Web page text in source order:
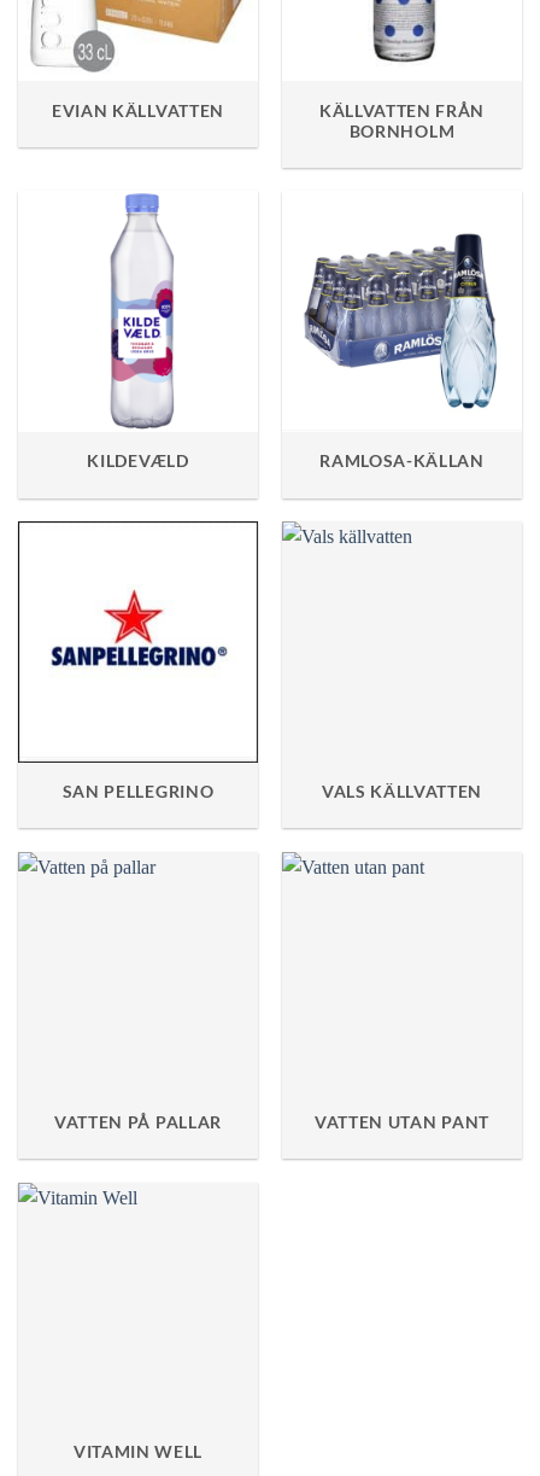
EVIAN KÄLLVATTEN
KÄLLVATTEN FRÅN
BORNHOLM
KILDEVÆLD RAMLOSA-KÄLLAN
SAN PELLEGRINO VALS KÄLLVATTEN
VATTEN PÅ PALLAR VATTEN UTAN PANT
VITAMIN WELL